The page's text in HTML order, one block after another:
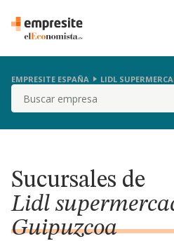
EMPRESITE ESPAÑA LIDL
Buscar
Sucursales de
Lidl
Guipuzcoa